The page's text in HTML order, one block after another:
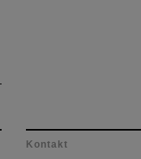
Kontakt